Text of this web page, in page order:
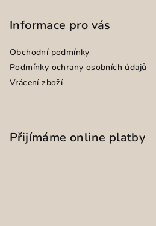
Informace pro vás
Obchodní podmínky
Podmínky ochrany osobních údajů
Vrácení zboží
Přijímáme online platby